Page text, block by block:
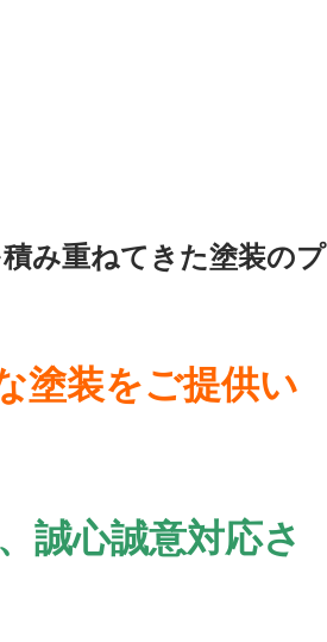
み重ねてきた塗装のプ
塗装をご提供い
誠心誠意対応さ